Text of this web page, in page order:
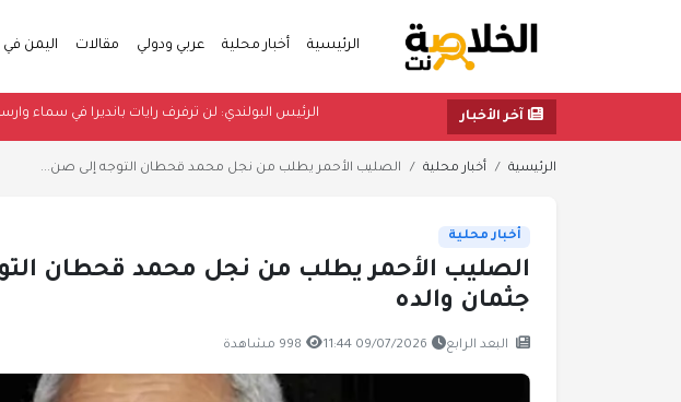
الرئيسية أخبار محلية عربي ودولي مقالات اليمن في
آخر الأخبار الرئيس البولندي: لن ترفرف رايات بانديرا في
الرئيسية أخبار محلية الصليب الأحمر يطلب من نجل محمد قحطان التوجه إلى صن...
أخبار محلية
الصليب الأحمر يطلب من نجل محمد قحطان
جثمان والده
البعد الرابع 09/07/2026 11:44 998 مشاهدة